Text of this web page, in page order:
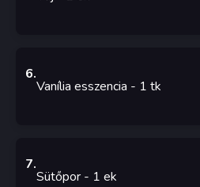
6.
Vanília esszencia - 1 tk
7.
Sütőpor - 1 ek